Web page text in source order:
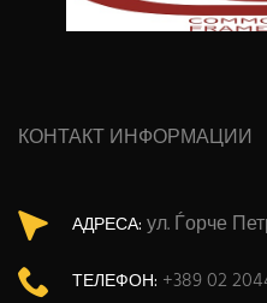
КОНТАКТ ИНФОРМАЦИИ
АДРЕСА: ул. Ѓорче
ТЕЛЕФОН: +389 02